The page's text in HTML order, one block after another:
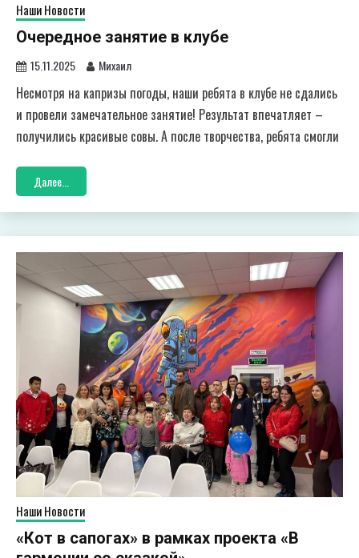
Наши Новости
Очередное занятие в клубе
15.11.2025 Михаил
Несмотря на капризы погоды, наши ребята в клубе не сдались
и провели замечательное занятие! Результат впечатляет –
получились красивые совы. А после творчества, ребята смогли
Далее...
Наши Новости
«Кот в сапогах» в рамках проекта «В